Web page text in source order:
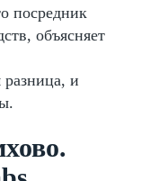
посредник
объясняет
разница, и